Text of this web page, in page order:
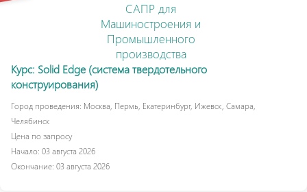
САПР для
Машиностроения и
Промышленного
производства
Курс: Solid Edge (система твердотельного
конструирования)
Город проведения: Москва, Пермь, Екатеринбург, Ижевск, Самара,
Челябинск
Цена по запросу
Начало: 03 августа 2026
Окончание: 03 августа 2026